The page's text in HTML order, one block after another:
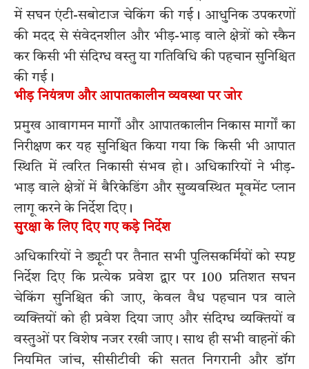
में सघन एंटी-सबोटाज चेकिंग की गई। आधुनिक उपकरणों
की मदद से संवेदनशील और भीड़-भाड़ वाले क्षेत्रों को स्कैन
कर किसी भी संदिग्ध वस्तु या गतिविधि की पहचान सुनिश्चित
की गई।
भीड़ नियंत्रण और आपातकालीन व्यवस्था पर जोर
प्रमुख आवागमन मार्गों और आपातकालीन निकास मार्गों का
निरीक्षण कर यह सुनिश्चित किया गया कि किसी भी आपात
स्थिति में त्वरित निकासी संभव हो। अधिकारियों ने भीड़-
भाड़ वाले क्षेत्रों में बैरिकेडिंग और सुव्यवस्थित मूवमेंट प्लान
लागू करने के निर्देश दिए।
सुरक्षा के लिए दिए गए कड़े निर्देश
अधिकारियों ने ड्यूटी पर तैनात सभी पुलिसकर्मियों को स्पष्ट
निर्देश दिए कि प्रत्येक प्रवेश द्वार पर 100 प्रतिशत सघन
चेकिंग सुनिश्चित की जाए, केवल वैध पहचान पत्र वाले
व्यक्तियों को ही प्रवेश दिया जाए और संदिग्ध व्यक्तियों व
वस्तुओं पर विशेष नजर रखी जाए। साथ ही सभी वाहनों की
नियमित जांच, सीसीटीवी की सतत निगरानी और डॉग